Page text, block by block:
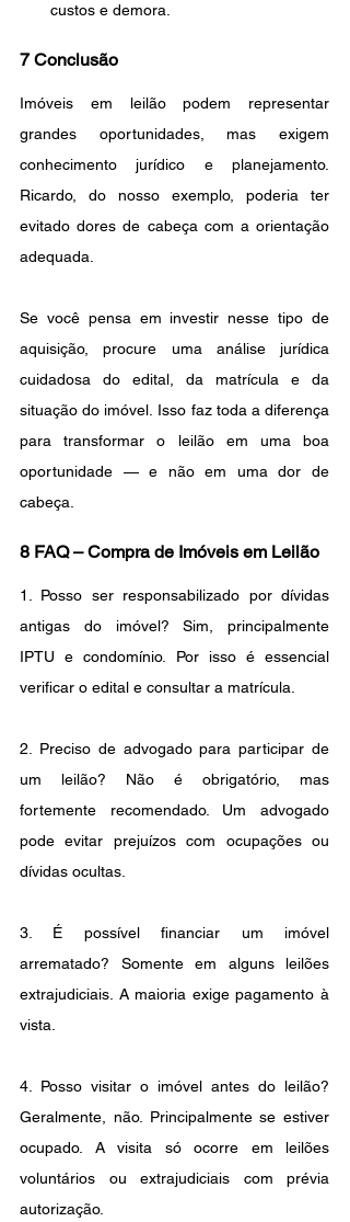
custos e demora.
7 Conclusão
Imóveis em leilão podem representar
grandes oportunidades, mas exigem
conhecimento jurídico e planejamento.
Ricardo, do nosso exemplo, poderia ter
evitado dores de cabeça com a orientação
adequada.
Se você pensa em investir nesse tipo de
aquisição, procure uma análise jurídica
cuidadosa do edital, da matrícula e da
situação do imóvel. Isso faz toda a diferença
para transformar o leilão em uma boa
oportunidade — e não em uma dor de
cabeça.
8 FAQ – Compra de Imóveis em Leilão
1. Posso ser responsabilizado por dívidas
antigas do imóvel? Sim, principalmente
IPTU e condomínio. Por isso é essencial
verificar o edital e consultar a matrícula.
2. Preciso de advogado para participar de
um leilão? Não é obrigatório, mas
fortemente recomendado. Um advogado
pode evitar prejuízos com ocupações ou
dívidas ocultas.
3. É possível financiar um imóvel
arrematado? Somente em alguns leilões
extrajudiciais. A maioria exige pagamento à
vista.
4. Posso visitar o imóvel antes do leilão?
Geralmente, não. Principalmente se estiver
ocupado. A visita só ocorre em leilões
voluntários ou extrajudiciais com prévia
autorização.